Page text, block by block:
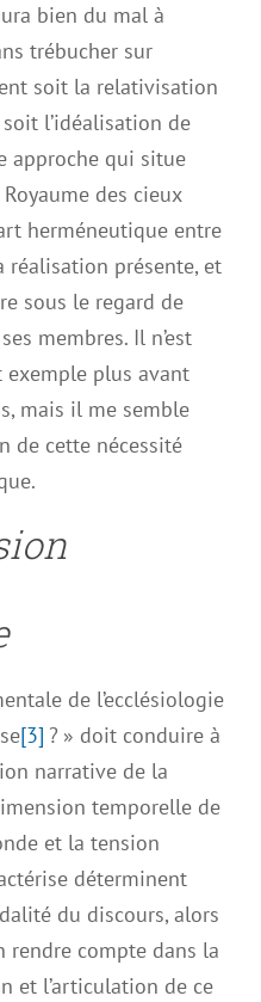
bien du mal à
trébucher sur
soit la relativisation
l’idéalisation de
approche qui situe
des cieux
herméneutique entre
réalisation présente, et
sous le regard de
membres. Il n’est
plus avant
mais il me semble
de cette nécessité
de l’ecclésiologie
[3] ? » doit conduire à
narrative de la
temporelle de
et la tension
déterminent
du discours, alors
rendre compte dans la
et l’articulation de ce